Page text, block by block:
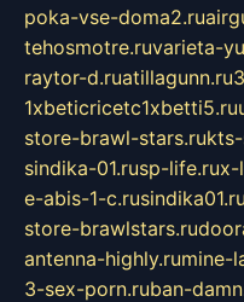
poka-vse-doma2.ru
tehosmotre.ruvarieta-
raytor-d.ruatillagunn.ru
1xbeticricetc1xbetti5.ru
store-brawl-stars.ru
sindika-01.rusp-life.rux-
e-abis-1-c.rusindika01.ru
store-brawlstars.ru
antenna-highly.rumine-
3-sex-porn.ruban-